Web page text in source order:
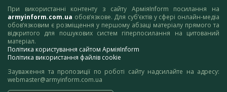
При використанні контенту з сайту АрміяInform посилання на
armyinform.com.ua обов’язкове. Для суб’єктів у сфері онлайн-медіа
обов’язковим є розміщення у першому абзаці матеріалу прямого та
відкритого для пошукових систем гіперпосилання на цитований
матеріал.
Політика користування сайтом АрміяInform
Політика використання файлів cookie
Зауваження та пропозиції по роботі сайту надсилайте на адресу:
webmaster@armyinform.com.ua